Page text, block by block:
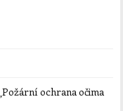
ochrana očima